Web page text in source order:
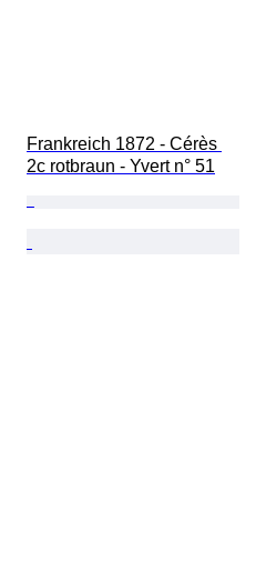
Frankreich 1872 - Cérès
2c rotbraun - Yvert n° 51